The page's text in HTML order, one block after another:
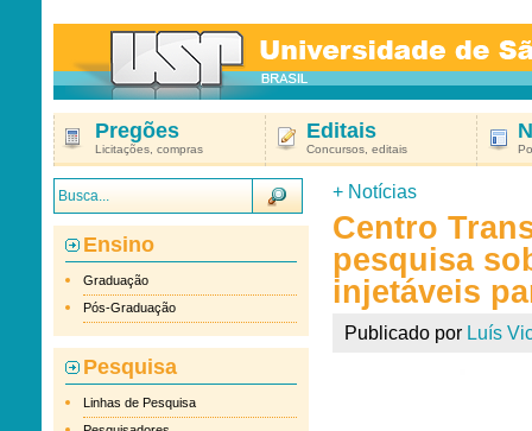
Pregões
Licitações, compras
Editais
Concursos, editais
Ensino
Graduação
Pós-Graduação
Pesquisa
Linhas de Pesquisa
+ Notícias
Centro
pesquisa
injetáveis
Publicado por Luís